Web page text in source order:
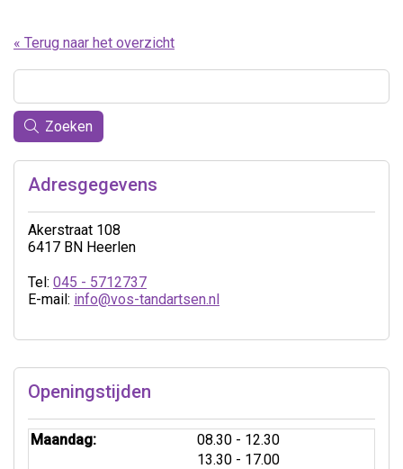
« Terug naar het overzicht
Zoeken
Adresgegevens
Akerstraat 108
6417 BN Heerlen
Tel: 045 - 5712737
E-mail: info@vos-tandartsen.nl
Openingstijden
Maandag: 08.30 tot
- 12.30
13.30 tot
- 17.00